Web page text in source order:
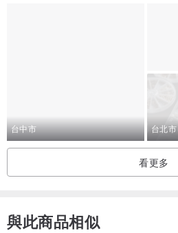
珠環珠手鍊戒指韓國韓國配件韓國室
珠子配件珠花圖案簡單粉紅珍珠配件
BTS kpop 軍隊黑 sebuti bangtan 克拉
單手鐲手鐲花手鍊匹配禮物大人可愛的
禮物微型解放軍
台中市 台北市
看更多
與此商品相似